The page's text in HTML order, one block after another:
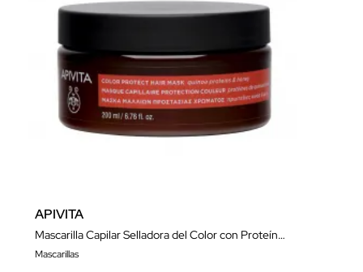
APIVITA
Mascarilla Capilar Selladora del Color con Proteína de Quinoa y Miel
Mascarillas